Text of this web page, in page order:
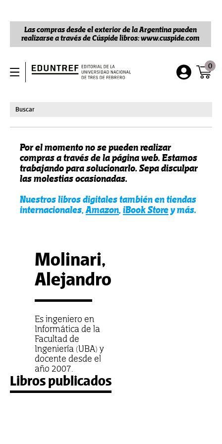
Las compras desde el exterior de la Argentina pueden
realizarse a través de Cúspide libros: www.cuspide.com
0
Por el momento no se pueden realizar
compras a través de la página web. Estamos
trabajando para solucionarlo. Sepa disculpar
las molestias ocasionadas.
Nuestros libros digitales también en tiendas
internacionales, Amazon, iBook Storey más.
Molinari,
Alejandro
Es ingeniero en
Informática de la
Facultad de
Ingeniería (UBA) y
docente desde el
año 2007.
Libros publicados